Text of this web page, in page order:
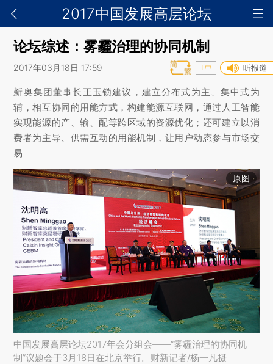
2017中国发展高层论坛
论坛综述：雾霾治理的协同机制
2017年03月18日 17:59 听报道
T中
新奥集团董事长王玉锁建议，建立分布式为主、集中式为
辅，相互协同的用能方式，构建能源互联网，通过人工智能
实现能源的产、输、配等跨区域的资源优化；还可建立以消
费者为主导、供需互动的用能机制，让用户动态参与市场交
易
原图
中国发展高层论坛2017年会分组会——“雾霾治理的协同机
制”议题会于3月18日在北京举行。财新记者/杨一凡摄